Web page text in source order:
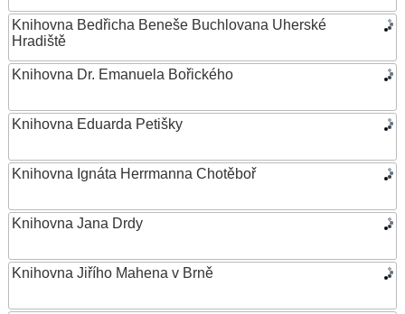
Knihovna Bedřicha Beneše Buchlovana Uherské
Hradiště
Knihovna Dr. Emanuela Bořického
Knihovna Eduarda Petišky
Knihovna Ignáta Herrmanna Chotěboř
Knihovna Jana Drdy
Knihovna Jiřího Mahena v Brně